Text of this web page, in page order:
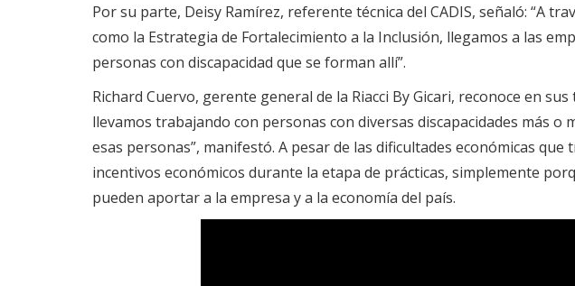
Por su parte, Deisy Ramírez, referente técnica del CADIS, señaló: “A
como la Estrategia de Fortalecimiento a la Inclusión, llegamos a las
personas con discapacidad que se forman allí”.
Richard Cuervo, gerente general de la Riacci By Gicari, reconoce en
llevamos trabajando con personas con diversas discapacidades más
esas personas”, manifestó. A pesar de las dificultades económicas
incentivos económicos durante la etapa de prácticas, simplemente
pueden aportar a la empresa y a la economía del país.